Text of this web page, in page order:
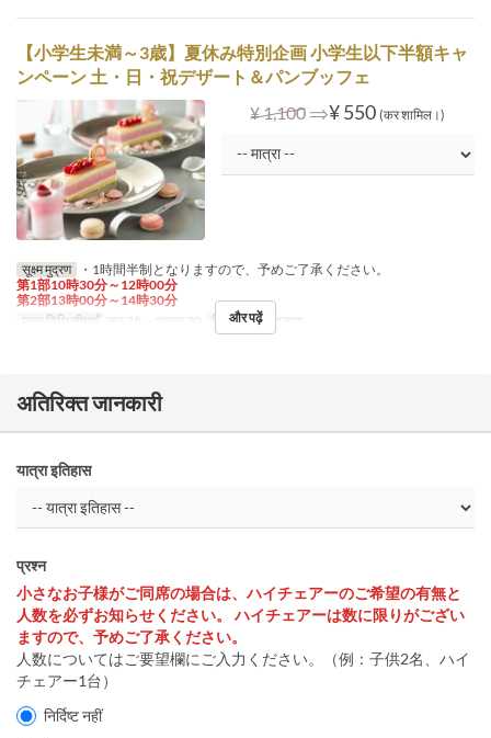
【小学生未満～3歳】夏休み特別企画 小学生以下半額キャ
ンペーン 土・日・祝デザート＆パンブッフェ
¥ 1,100 ⇒¥ 550 (कर शामिल।)
सूक्ष्म मुद्रण
・1時間半制となりますので、予めご了承ください。
第1部10時30分～12時00分
第2部13時00分～14時30分
मान्य तिथि सीमाएँ
जुल 25 ~ अगस्त 30 दिन श, स, अवकाश
और पढ़ें
अतिरिक्त जानकारी
यात्रा इतिहास
प्रश्न
小さなお子様がご同席の場合は、ハイチェアーのご希望の有無と
人数を必ずお知らせください。 ハイチェアーは数に限りがござい
ますので、予めご了承ください。
人数についてはご要望欄にご入力ください。（例：子供2名、ハイ
チェアー1台）
निर्दिष्ट नहीं